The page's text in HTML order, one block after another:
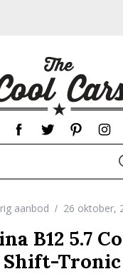
aanbod 26 oktober,
B12 5.7
Shift-Tronic